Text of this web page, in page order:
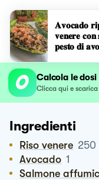
𝐀𝐯𝐨𝐜𝐚𝐝𝐨
𝐯𝐞𝐧𝐞𝐫𝐞 𝐜𝐨𝐧
𝐩𝐞𝐬𝐭𝐨 𝐝𝐢
Calcola le
Clicca qui e scarica
Ingredienti
Riso venere 250
Avocado 1
Salmone